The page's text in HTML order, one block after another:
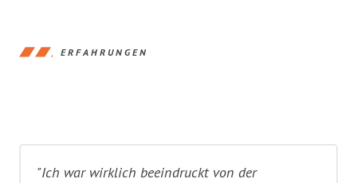
ERFAHRUNGEN
"Ich war wirklich beeindruckt von der